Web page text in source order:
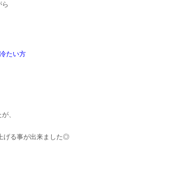
たい方
、
げる事が出来ました◎